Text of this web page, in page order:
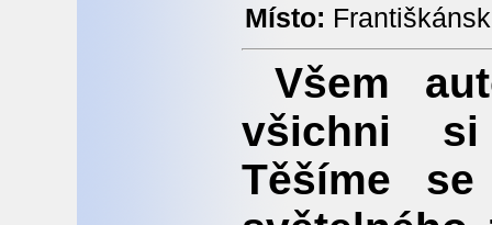
Místo:
Všem
všichni
Těšíme